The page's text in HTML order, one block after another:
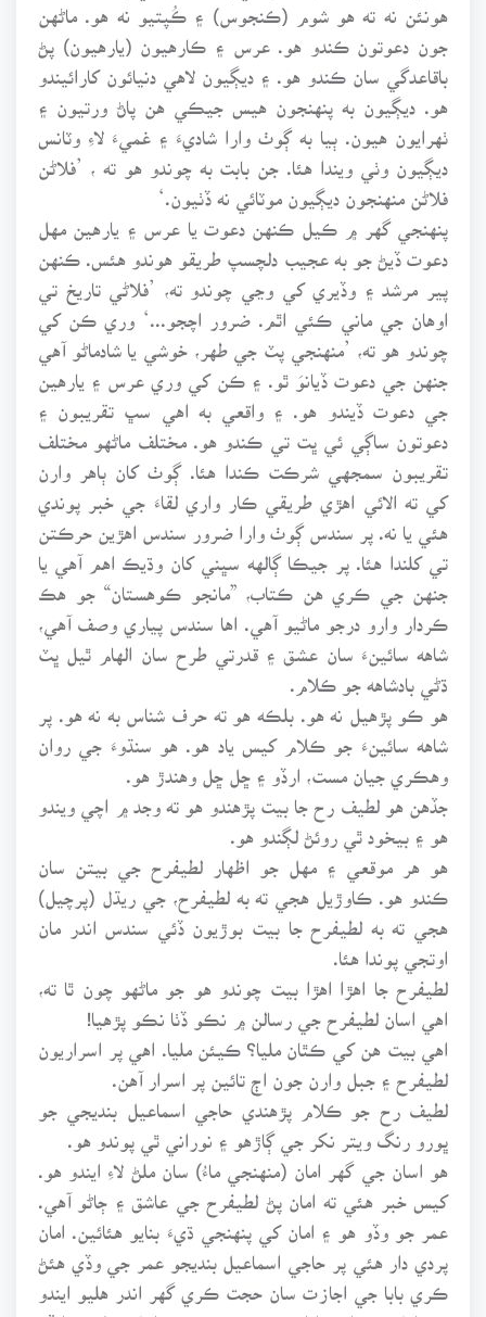
هونئن نه ته هو شوم (ڪنجوس) ۽ ڪُپتيو نه هو. ماڻهن
جون دعوتون ڪندو هو. عرس ۽ ڪارهيون (يارهيون) پڻ
باقاعدگي سان ڪندو هو. ۽ ديڳيون لاهي دنيائون کارائيندو
هو. ديڳيون به پنهنجون هيس جيڪي هن پاڻ ورتيون ۽
ٺهرايون هيون. ٻيا به ڳوٺ وارا شاديءَ ۽ غميءَ لاءِ وٽانس
ديڳيون وٺي ويندا هئا. جن بابت به چوندو هو ته ، ’فلاڻن
فلاڻن منهنجون ديڳيون موٽائي نه ڏٺيون.‘
پنهنجي گهر ۾ ڪيل ڪنهن دعوت يا عرس ۽ يارهين مهل
دعوت ڏيڻ جو به عجيب دلچسپ طريقو هوندو هئس. ڪنهن
پير مرشد ۽ وڏيري کي وڃي چوندو ته، ’فلاڻي تاريخ تي
اوهان جي ماني ڪئي اٿم. ضرور اچجو...‘ وري ڪن کي
چوندو هو ته، ’منهنجي پٽ جي طهر، خوشي يا شادماڻو آهي
جنهن جي دعوت ڏيانوَ ٿو. ۽ ڪن کي وري عرس ۽ يارهين
جي دعوت ڏيندو هو. ۽ واقعي به اهي سڀ تقريبون ۽
دعوتون ساڳي ئي ڀت تي ڪندو هو. مختلف ماڻهو مختلف
تقريبون سمجهي شرڪت ڪندا هئا. ڳوٺ کان ٻاهر وارن
کي ته الائي اهڙي طريقي ڪار واري لقاءَ جي خبر پوندي
هئي يا نه. پر سندس ڳوٺ وارا ضرور سندس اهڙين حرڪتن
تي کلندا هئا. پر جيڪا ڳالهه سڀني کان وڌيڪ اهم آهي يا
جنهن جي ڪري هن ڪتاب، ”مانجو ڪوهستان“ جو هڪ
ڪردار وارو درجو ماڻيو آهي. اها سندس پياري وصف آهي،
شاهه سائينءَ سان عشق ۽ قدرتي طرح سان الهام ٿيل ڀٽ
ڌڻي بادشاهه جو ڪلام.
هو ڪو پڙهيل نه هو. بلڪه هو ته حرف شناس به نه هو. پر
شاهه سائينءَ جو ڪلام کيس ياد هو. هو سنڌوءَ جي روان
وهڪري جيان مست، ارڏو ۽ ڇل ڇل وهندڙ هو.
جڏهن هو لطيف رح جا بيت پڙهندو هو ته وجد ۾ اچي ويندو
هو ۽ بيخود ٿي روئڻ لڳندو هو.
هو هر موقعي ۽ مهل جو اظهار لطيفرح جي بيتن سان
ڪندو هو. ڪاوڙيل هجي ته به لطيفرح، جي ريڌل (پرچيل)
هجي ته به لطيفرح جا بيت بوڙيون ڏئي سندس اندر مان
اوتجي پوندا هئا.
لطيفرح جا اهڙا اهڙا بيت چوندو هو جو ماڻهو چون ٿا ته،
اهي اسان لطيفرح جي رسالن ۾ نڪو ڏٺا نڪو پڙهيا!
اهي بيت هن کي ڪٿان مليا؟ ڪيئن مليا. اهي پر اسراريون
لطيفرح ۽ جبل وارن جون اڄ تائين پر اسرار آهن.
لطيف رح جو ڪلام پڙهندي حاجي اسماعيل بنديجي جو
ڀورو رنگ ويتر نکر جي ڳاڙهو ۽ نوراني ٿي پوندو هو.
هو اسان جي گهر امان (منهنجي ماءُ) سان ملڻ لاءِ ايندو هو.
کيس خبر هئي ته امان پڻ لطيفرح جي عاشق ۽ ڄاڻو آهي.
عمر جو وڏو هو ۽ امان کي پنهنجي ڌيءَ بنايو هئائين. امان
پردي دار هئي پر حاجي اسماعيل بنديجو عمر جي وڏي هئڻ
ڪري بابا جي اجازت سان حجت ڪري گهر اندر هليو ايندو
هو. امان وٽ اچي اٿلي پوندو هو. سندس اچار ۽ لهجو ايڏو